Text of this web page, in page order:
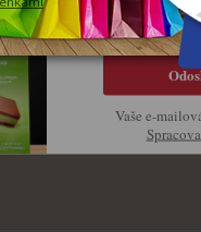
približne 13 minút
Vaše e-